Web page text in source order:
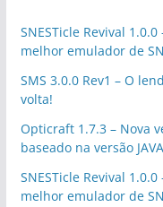
SNESTicle Revival
melhor emulador de
SMS 3.0.0 Rev1 – O
volta!
Opticraft 1.7.3 – Nova
baseado na versão
SNESTicle Revival
melhor emulador de